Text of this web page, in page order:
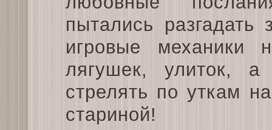
пытались разгадать
игровые механики
лягушек, улиток, а
стрелять по уткам
стариной!